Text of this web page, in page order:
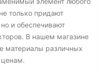
только придают
и обеспечивают
В нашем магазине
материалы различных
ценам.